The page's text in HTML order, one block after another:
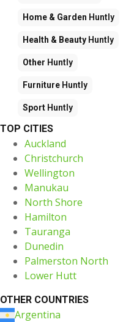
Home & Garden Huntly
Health & Beauty Huntly
Other Huntly
Furniture Huntly
Sport Huntly
TOP CITIES
Auckland
Christchurch
Wellington
Manukau
North Shore
Hamilton
Tauranga
Dunedin
Palmerston North
Lower Hutt
OTHER COUNTRIES
Argentina